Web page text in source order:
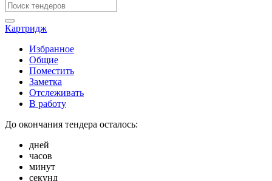
Картридж
Избранное
Общие
Поместить
Заметка
Отслеживать
В работу
До окончания тендера осталось:
дней
часов
минут
секунд